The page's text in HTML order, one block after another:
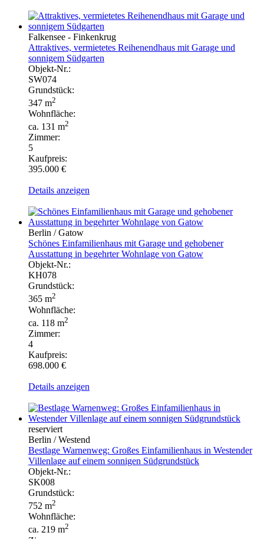
Falkensee - Finkenkrug
Attraktives, vermietetes Reihenendhaus mit Garage und
sonnigem Südgarten
Objekt-Nr.:
SW074
Grundstück:
347 m2
Wohnfläche:
ca. 131 m2
Zimmer:
5
Kaufpreis:
395.000 €
Details anzeigen
Berlin / Gatow
Schönes Einfamilienhaus mit Garage und gehobener
Ausstattung in begehrter Wohnlage von Gatow
Objekt-Nr.:
KH078
Grundstück:
365 m2
Wohnfläche:
ca. 118 m2
Zimmer:
4
Kaufpreis:
698.000 €
Details anzeigen
reserviert
Berlin / Westend
Bestlage Warnenweg: Großes Einfamilienhaus in Westender
Villenlage auf einem sonnigen Südgrundstück
Objekt-Nr.:
SK008
Grundstück:
752 m2
Wohnfläche:
ca. 219 m2